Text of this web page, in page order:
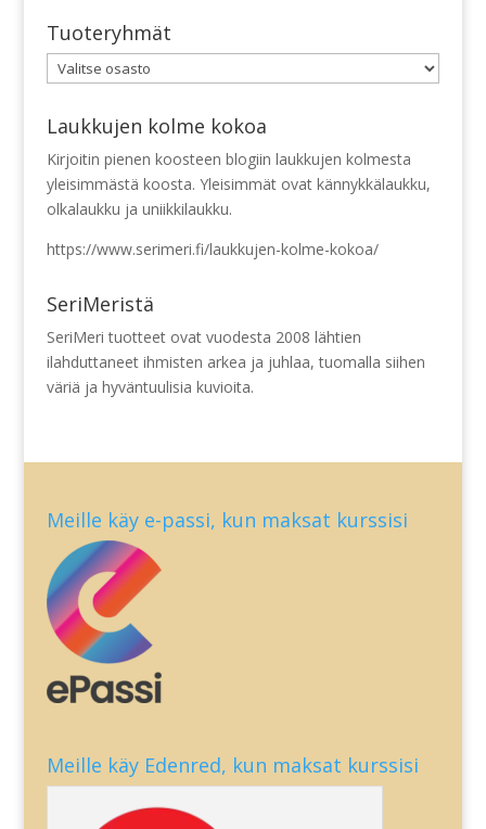
Tuoteryhmät
Laukkujen kolme kokoa
Kirjoitin pienen koosteen blogiin laukkujen kolmesta
yleisimmästä koosta. Yleisimmät ovat kännykkälaukku,
olkalaukku ja uniikkilaukku.
https://www.serimeri.fi/laukkujen-kolme-kokoa/
SeriMeristä
SeriMeri tuotteet ovat vuodesta 2008 lähtien
ilahduttaneet ihmisten arkea ja juhlaa, tuomalla siihen
väriä ja hyväntuulisia kuvioita.
Meille käy e-passi, kun maksat kurssisi
Meille käy Edenred, kun maksat kurssisi